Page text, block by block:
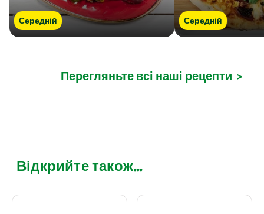
Середній Середній
Перегляньте всі наші рецепти >
Відкрийте також...